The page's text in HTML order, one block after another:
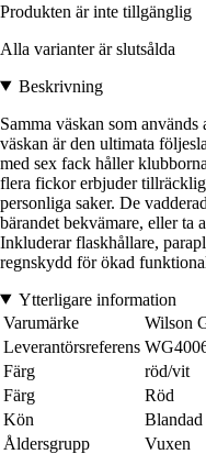
Produkten är inte tillgänglig
Alla varianter är slutsålda
Beskrivning
Samma väskan som
väskan är den ultimata
med sex fack håller
flera fickor erbjuder
personliga saker. De
bärandet bekvämare, eller ta
Inkluderar flaskhållare,
regnskydd för ökad
Ytterligare information
Varumärke
Wilson
Leverantörsreferens
Färg
röd/vit
Färg
Röd
Kön
Blandad
Åldersgrupp
Vuxen